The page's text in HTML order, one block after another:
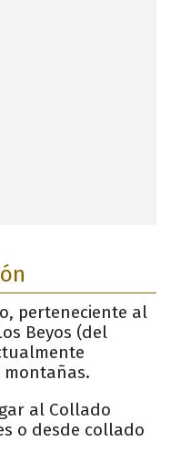
perteneciente al
Beyos (del
al Collado
o desde collado